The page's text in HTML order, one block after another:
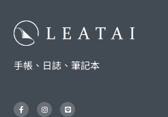
手帳、日誌、筆記本
F
a
I
n
L
i